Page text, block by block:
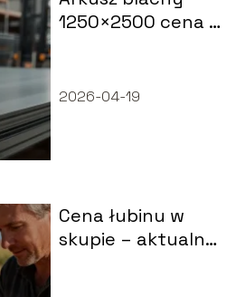
1250×2500 cena –
2026-04-19
Cena łubinu w
skupie – aktualne